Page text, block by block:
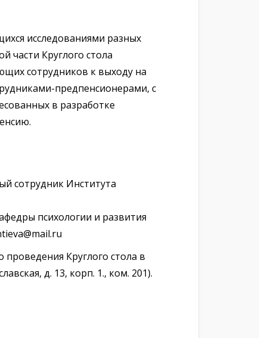
исследованиями разных
части Круглого стола
сотрудников к выходу на
предпенсионерами, с
в разработке
сотрудник Института
психологии и развития
Круглого стола в
д. 13, корп. 1., ком. 201).